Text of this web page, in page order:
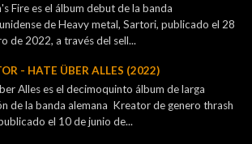
Fire es el álbum debut de la banda
de Heavy metal, Sartori, publicado el 28
de 2022, a través del sell...
- ‎HATE ÜBER ALLES (2022)
Alles es el decimoquinto álbum de larga
de la banda alemana Kreator de genero thrash
el 10 de junio de...